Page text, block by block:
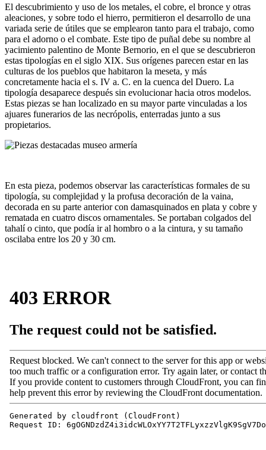
El descubrimiento y uso de los metales, el cobre, el bronce y otras
aleaciones, y sobre todo el hierro, permitieron el desarrollo de una
variada serie de útiles que se emplearon tanto para el trabajo, como
para el adorno o el combate. Este tipo de puñal debe su nombre al
yacimiento palentino de Monte Bernorio, en el que se descubrieron
estas tipologías en el siglo XIX. Sus orígenes parecen estar en las
culturas de los pueblos que habitaron la meseta, y más
concretamente hacia el s. IV a. C. en la cuenca del Duero. La
tipología desaparece después sin evolucionar hacia otros modelos.
Estas piezas se han localizado en su mayor parte vinculadas a los
ajuares funerarios de las necrópolis, enterradas junto a sus
propietarios.
En esta pieza, podemos observar las características formales de su
tipología, su complejidad y la profusa decoración de la vaina,
decorada en su parte anterior con damasquinados en plata y cobre y
rematada en cuatro discos ornamentales. Se portaban colgados del
tahalí o cinto, que podía ir al hombro o a la cintura, y su tamaño
oscilaba entre los 20 y 30 cm.